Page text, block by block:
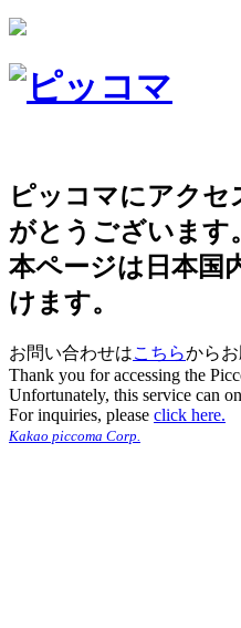
ピッコマにアクセ
がとうございます。
本ページは日本国
けます。
お問い合わせはこちらからお
Thank you for accessing the
Unfortunately, this service can
For inquiries, please click here.
Kakao piccoma Corp.